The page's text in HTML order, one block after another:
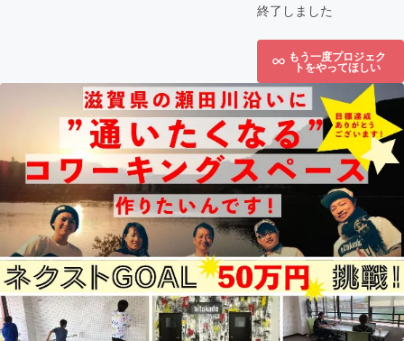
終了しました
もう一度プロジェク
トをやってほしい